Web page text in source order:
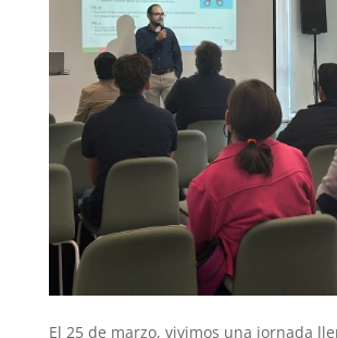
El 25 de marzo, vivimos una jornada